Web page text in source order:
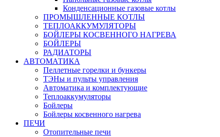
Конденсационные газовые котлы
ПРОМЫШЛЕННЫЕ КОТЛЫ
ТЕПЛОАККУМУЛЯТОРЫ
БОЙЛЕРЫ КОСВЕННОГО НАГРЕВА
БОЙЛЕРЫ
РАДИАТОРЫ
АВТОМАТИКА
Пеллетные горелки и бункеры
ТЭНы и пульты управления
Автоматика и комплектующие
Теплоаккумуляторы
Бойлеры
Бойлеры косвенного нагрева
ПЕЧИ
Отопительные печи